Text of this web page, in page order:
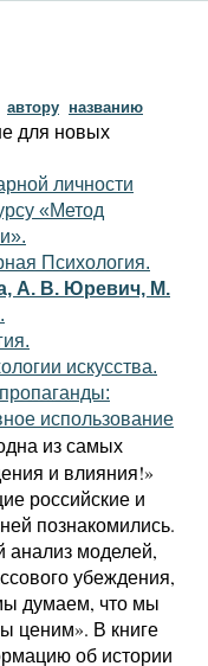
автору названию
для новых
личности
«Метод
Психология.
А. В. Юревич, М.
искусства.
использование
из самых
и влияния!»
российские и
познакомились.
анализ моделей,
убеждения,
думаем, что мы
ценим». В книге
об истории